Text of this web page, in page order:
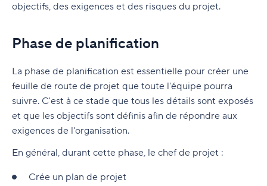
objectifs, des exigences et des risques du projet.
Phase de planification
La phase de planification est essentielle pour créer une
feuille de route de projet que toute l'équipe pourra
suivre. C'est à ce stade que tous les détails sont exposés
et que les objectifs sont définis afin de répondre aux
exigences de l'organisation.
En général, durant cette phase, le chef de projet :
Crée un plan de projet